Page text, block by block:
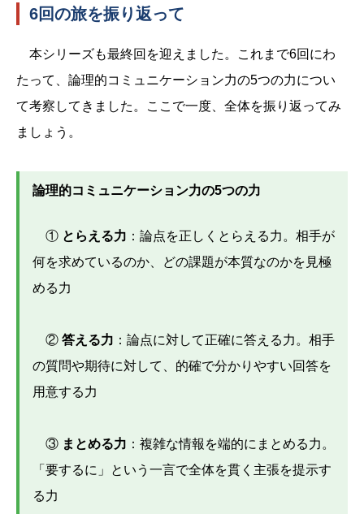
6回の旅を振り返って
本シリーズも最終回を迎えました。これまで6回にわ
たって、論理的コミュニケーション力の5つの力につい
て考察してきました。ここで一度、全体を振り返ってみ
ましょう。
論理的コミュニケーション力の5つの力
① とらえる力 ：論点を正しくとらえる力。相手が
何を求めているのか、どの課題が本質なのかを見極
める力
② 答える力 ：論点に対して正確に答える力。相手
の質問や期待に対して、的確で分かりやすい回答を
用意する力
③ まとめる力 ：複雑な情報を端的にまとめる力。
「要するに」という一言で全体を貫く主張を提示す
る力